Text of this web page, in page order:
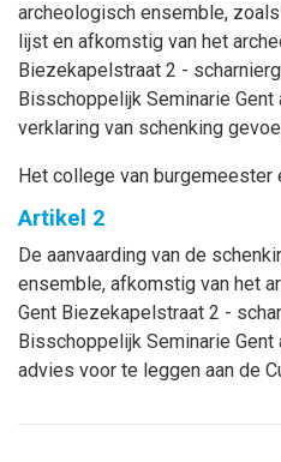
archeologisch ensemble,
lijst en afkomstig van het
Biezekapelstraat 2 -
Bisschoppelijk Seminarie Gent
verklaring van schenking
Het college van burgemeester
Artikel 2
De aanvaarding van de
ensemble, afkomstig van het
Gent Biezekapelstraat 2 -
Bisschoppelijk Seminarie Gent
advies voor te leggen aan de